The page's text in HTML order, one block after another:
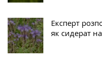
Експерт
як сидерат